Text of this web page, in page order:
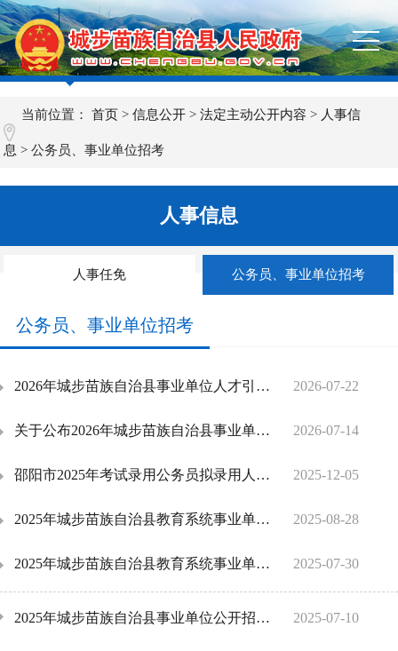
当前位置：首页 >信息公开 >法定主动公开内容 > 人事信
息 >公务员、事业单位招考
人事信息
人事任免 公务员、事业单位招考
公务员、事业单位招考
2026-07-22
2026年城步苗族自治县事业单位人才引进递补入围体检人员名单的公示
2026-07-14
关于公布2026年城步苗族自治县事业单位人才引进面试成绩及入围体检人员名单的公告
2025-12-05
邵阳市2025年考试录用公务员拟录用人员公示
2025-08-28
2025年城步苗族自治县教育系统事业单位公开选调拟选调人员公示
2025-07-30
2025年城步苗族自治县教育系统事业单位公开选调工作人员公告
2025-07-10
2025年城步苗族自治县事业单位公开招聘入围面试人员名单及面试相关事项的公告